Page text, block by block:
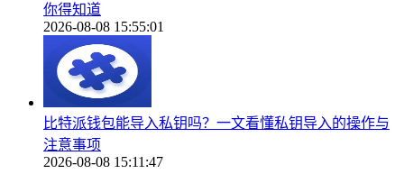
你得知道
2026-08-08 15:55:01
比特派钱包能导入私钥吗？一文看懂私钥导入的操作与
注意事项
2026-08-08 15:11:47